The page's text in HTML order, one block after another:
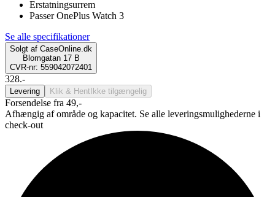
Erstatningsurrem
Passer OnePlus Watch 3
Se alle specifikationer
Solgt af CaseOnline.dk
Blomgatan 17 B
CVR-nr: 559042072401
328.-
Levering Klik & Hent Ikke tilgængelig
Forsendelse fra 49,-
Afhængig af område og kapacitet. Se alle leveringsmulighederne i
check-out